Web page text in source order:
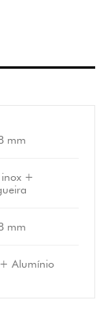
mm
+
mm
Alumínio